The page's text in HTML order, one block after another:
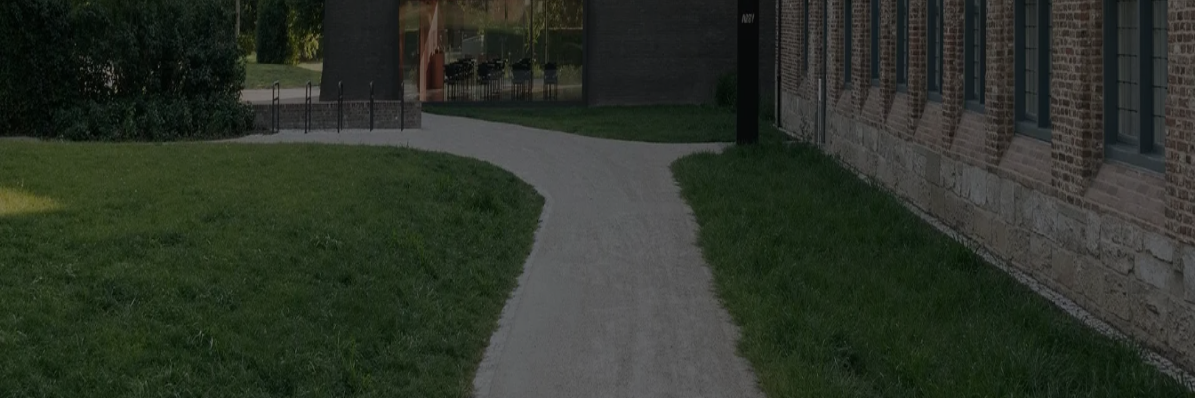
# guanghuiding# amateurarchitecturestudio #wangshu luwenyu
Potrebbe interessarti anche...
Augustines Garden: reinventare il cortile urbanoAmedeo Legnani
A Riga, Sampling trasforma un complesso residenziale esistente attorno a un cortile condiviso, pensato per la vita quotidiana dei suoi abitanti
Essays
Riuso, ma per chi? Le politiche del retrofit a MelbourneSimon Robinson
A Melbourne, OFFICE mette in discussione un modello che promuove il retrofit degli uffici vuoti ma demolisce intere comunità di edilizia pubblica
Elements
Facciata / Abby Kortrijk di Barozzi Veiga
A Kortrijk, sei moduli in laterizio riciclato costruiscono una facciata inclinata, continua e monolitica, dove geometria e materia coincidono
The Global Architecture Platforfm
Terms of Use Privacy noticeAccessibilitàHearst.it Abbonationline.it Preferenze sui Cookies
Direttore Responsabile – Alessandro Valenti